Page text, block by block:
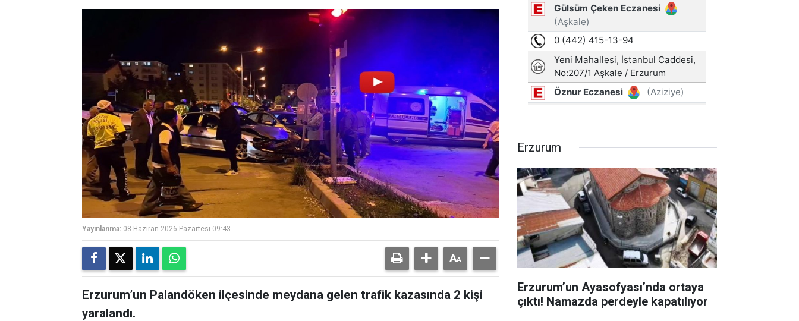
Yayınlanma: 08 Haziran 2026 Pazartesi 09:43
Erzurum’un Palandöken ilçesinde meydana gelen trafik kazasında 2 kişi
yaralandı.
Erzurum
Erzurum’un Ayasofyası’nda ortaya
çıktı! Namazda perdeyle kapatılıyor